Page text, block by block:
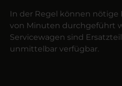
In der Regel können nötige
von Minuten durchgeführt
Servicewagen sind
unmittelbar verfügbar.